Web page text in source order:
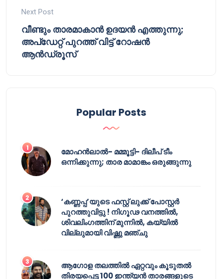
Next Post
വീണ്ടും താരമാകാൻ ഉദയൻ എത്തുന്നു;
അപ്‌ഡേറ്റ് പുറത്ത് വിട്ട് റോഷൻ
ആൻഡ്രൂസ്
Popular Posts
മോഹൻലാൽ- മമ്മൂട്ടി- ദിലീപ് ടീം
ഒന്നിക്കുന്നു; താര മാമാങ്കം ഒരുങ്ങുന്നു
‘കണ്ണപ്പ’യുടെ ഫസ്റ്റ് ലുക്ക് പോസ്റ്റർ
പുറത്തുവിട്ടു ! നിഗൂഢ വനത്തിൽ,
ശിവലിംഗത്തിന് മുന്നിൽ, കയ്യിൽ
വില്ലുമായി വിഷ്ണു മഞ്ചു
ആഗോള തലത്തിൽ ഏറ്റവും കൂടുതൽ
തിരയപ്പെട്ട 100 ഇന്ത്യൻ താരങ്ങളുടെ